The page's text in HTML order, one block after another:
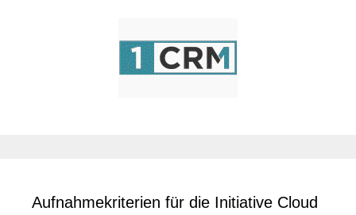
Aufnahmekriterien für die Initiative Cloud